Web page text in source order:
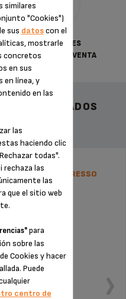
CONDICIONES
GENERALES DE VENTA
CAFETERA ESPRESSO
similares
"Cookies")
sus datoscon el
mostrarle
concretos
en sus
en línea, y
en las
las
haciendo clic
todas".
rechaza las
las
que el sitio web
para
sobre las
Cookies y hacer
Puede
centro de